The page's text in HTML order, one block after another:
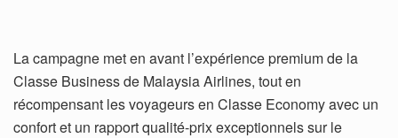
La campagne met en avant l’expérience premium de la
Classe Business de Malaysia Airlines, tout en
récompensant les voyageurs en Classe Economy avec un
confort et un rapport qualité-prix exceptionnels sur le